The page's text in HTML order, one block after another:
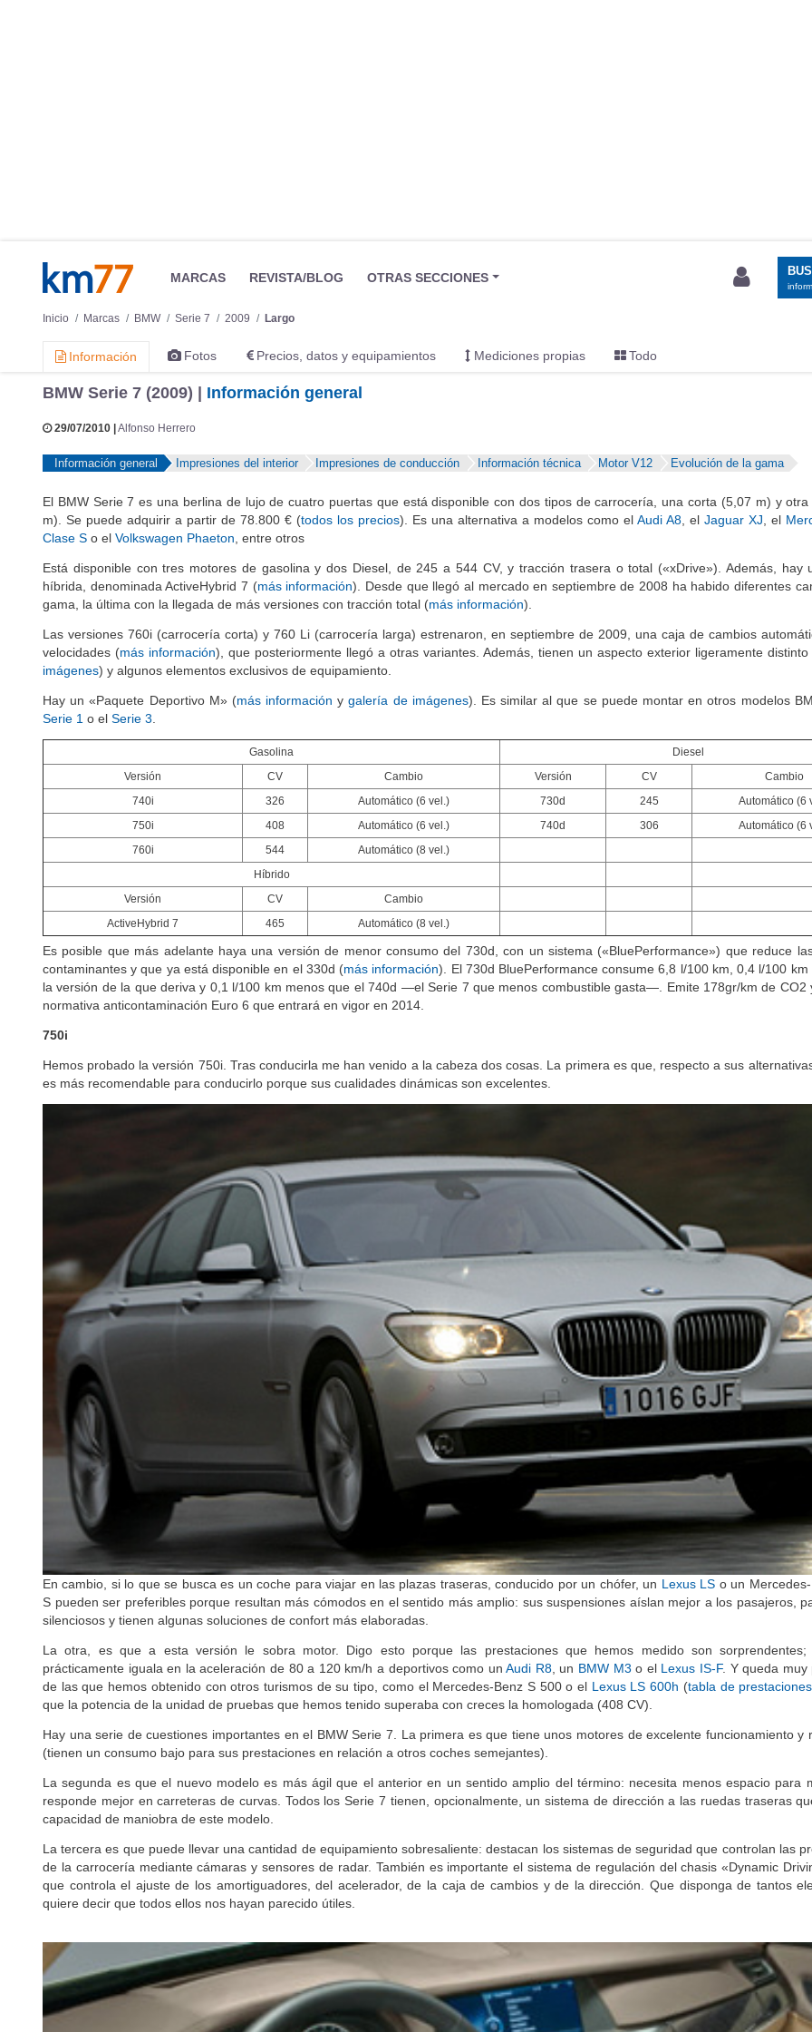
MARCAS REVISTA/BLOG OTRAS SECCIONES
Inicio Marcas BMW Serie 7 2009 Largo
Información Fotos Precios, datos y equipamientos Mediciones propias Todo
BMW Serie 7 (2009) | Información general
29/07/2010 | Alfonso Herrero
Información general Impresiones del interior Impresiones de conducción Información técnica Motor V12 Evolución de la gama
El BMW Serie 7 es una berlina de lujo de cuatro puertas que está disponible con dos tipos de carrocería, una corta (5,07 m) y
m). Se puede adquirir a partir de 78.800 € (todos los precios). Es una alternativa a modelos como el Audi A8 , el Jaguar XJ , el
Clase S o el Volkswagen Phaeton , entre otros
Está disponible con tres motores de gasolina y dos Diesel, de 245 a 544 CV, y tracción trasera o total («xDrive»). Además, hay
híbrida, denominada ActiveHybrid 7 (más información). Desde que llegó al mercado en septiembre de 2008 ha habido diferentes
gama, la última con la llegada de más versiones con tracción total (más información).
Las versiones 760i (carrocería corta) y 760 Li (carrocería larga) estrenaron, en septiembre de 2009, una caja de cambios
velocidades (más información), que posteriormente llegó a otras variantes. Además, tienen un aspecto exterior ligeramente distinto
imágenes) y algunos elementos exclusivos de equipamiento.
Hay un «Paquete Deportivo M» (más información ygalería de imágenes). Es similar al que se puede montar en otros modelos
Serie 1 o el Serie 3
Gasolina
Diesel
Versión
CV Cambio Versión CV
Cambio
740i
326 Automático (6 vel.) 730d 245
Automático (6
750i
408 Automático (6 vel.) 740d 306
Automático (6
760i
544
Automático (8 vel.)
Híbrido
Versión
CV
Cambio
ActiveHybrid 7
465 Automático (8 vel.)
Es posible que más adelante haya una versión de menor consumo del 730d, con un sistema («BluePerformance») que reduce
contaminantes y que ya está disponible en el 330d (más información). El 730d BluePerformance consume 6,8 l/100 km, 0,4 l/100 km
la versión de la que deriva y 0,1 l/100 km menos que el 740d —el Serie 7 que menos combustible gasta—. Emite 178gr/km de CO2
normativa anticontaminación Euro 6 que entrará en vigor en 2014.
750i
Hemos probado la versión 750i. Tras conducirla me han venido a la cabeza dos cosas. La primera es que, respecto a sus
es más recomendable para conducirlo porque sus cualidades dinámicas son excelentes.
En cambio, si lo que se busca es un coche para viajar en las plazas traseras, conducido por un chófer, un Lexus LS o un
S pueden ser preferibles porque resultan más cómodos en el sentido más amplio: sus suspensiones aíslan mejor a los pasajeros,
silenciosos y tienen algunas soluciones de confort más elaboradas.
La otra, es que a esta versión le sobra motor. Digo esto porque las prestaciones que hemos medido son
prácticamente iguala en la aceleración de 80 a 120 km/h a deportivos como unAudi R8, un BMW M3 o el Lexus IS-F. Y queda muy
de las que hemos obtenido con otros turismos de su tipo, como el Mercedes-Benz S 500 o el Lexus LS 600h (tabla de prestaciones
que la potencia de la unidad de pruebas que hemos tenido superaba con creces la homologada (408 CV).
Hay una serie de cuestiones importantes en el BMW Serie 7. La primera es que tiene unos motores de excelente funcionamiento y
(tienen un consumo bajo para sus prestaciones en relación a otros coches semejantes).
La segunda es que el nuevo modelo es más ágil que el anterior en un sentido amplio del término: necesita menos espacio para
responde mejor en carreteras de curvas. Todos los Serie 7 tienen, opcionalmente, un sistema de dirección a las ruedas traseras
capacidad de maniobra de este modelo.
La tercera es que puede llevar una cantidad de equipamiento sobresaliente: destacan los sistemas de seguridad que controlan las
de la carrocería mediante cámaras y sensores de radar. También es importante el sistema de regulación del chasis «Dynamic
que controla el ajuste de los amortiguadores, del acelerador, de la caja de cambios y de la dirección. Que disponga de tantos
quiere decir que todos ellos nos hayan parecido útiles.